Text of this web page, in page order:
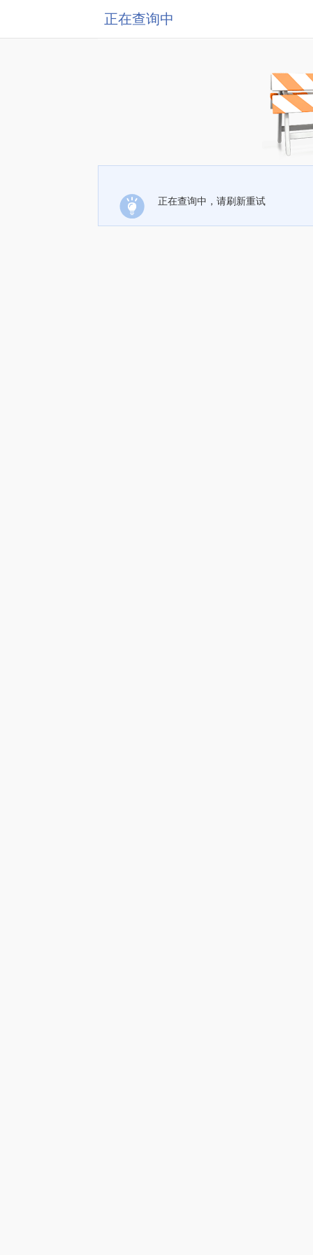
正在查询中
正在查询中，请刷新重试